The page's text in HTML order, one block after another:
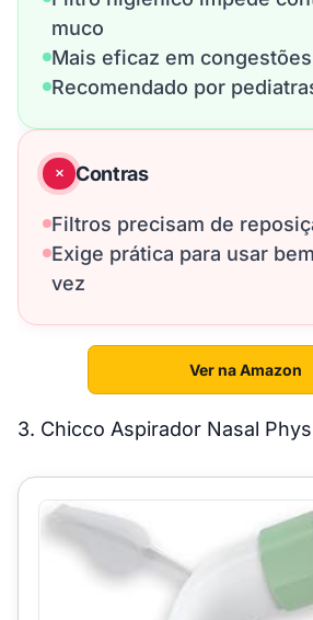
muco
Mais eficaz em
Recomendado por
Contras
Filtros precisam de
Exige prática para usar
vez
Ver na Amazon
3. Chicco Aspirador Nasal